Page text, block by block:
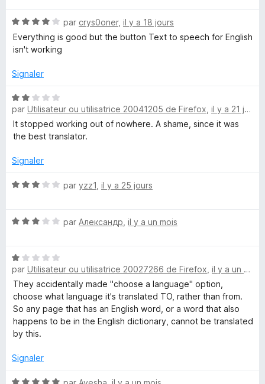
5
5
s
u
5
N
o
t
4
u
r
5
par crys0oner, il y a 18 jours
Everything is good but the button Text to speech for English
isn't working
Signaler
N
o
t
é
s
r
par Utilisateur ou utilisatrice 20041205 de Firefox il y a 21 jours
It stopped working out of nowhere. A shame, since it was
the best translator.
Signaler
N
é
u
r
5
par yzz1 il y a 25 jours
N
é
3
s
u
r
5
par Александр il y a un mois
N
o
t
é
1
s
u
5
par Utilisateur ou utilisatrice 20027266 de Firefox il y a un mois
They accidentally made "choose a language" option,
choose what language it's translated TO, rather than from.
So any page that has an English word, or a word that also
happens to be in the English dictionary, cannot be translated
by this.
Signaler
N